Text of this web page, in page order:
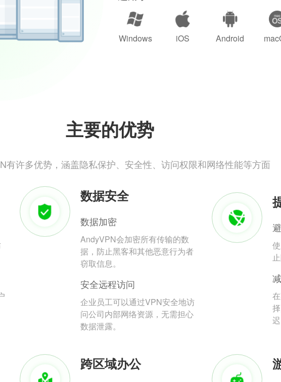
Windows iOS Android
主要的优势
有许多优势，涵盖隐私保护、安全性、访问权限和网络性能等方面
数据安全
数据加密
AndyVPN会加密所有传输的数
据，防止黑客和其他恶意行为者
窃取信息。
安全远程访问
企业员工可以通过VPN安全地访
问公司内部网络资源，无需担心
数据泄露。
跨区域办公